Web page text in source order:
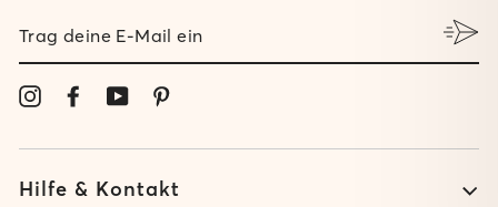
Hilfe & Kontakt
DEINE
E-
MAIL
EIN InstagramFacebook
YouTube